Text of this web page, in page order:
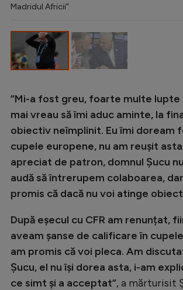
Intră în cont
Madridul Africii”
”Mi-a fost greu, foarte multe lupte
mai vreau să îmi aduc aminte, la
obiectiv neîmplinit. Eu îmi doream
cupele europene, nu am reușit
apreciat de patron, domnul Șucu
audă să întrerupem colaboarea,
promis că dacă nu voi atinge
După eșecul cu CFR am renunțat,
aveam șanse de calificare în
am promis că voi pleca. Am
Șucu, el nu își dorea asta, i-am
ce simt și a acceptat”, a mărturisit